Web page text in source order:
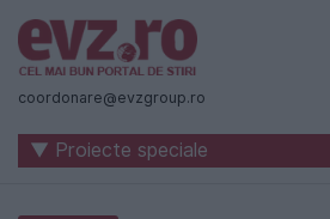
Știri
naționale
internaționale
coordonare@evzgroup.ro
▼ Proiecte speciale